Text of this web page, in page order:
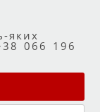
яких
066 196